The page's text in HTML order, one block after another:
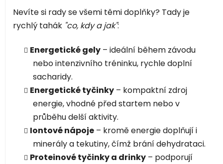
c
í
r
v
k
v
ý
p
i
s
u
n
í
Nevíte si rady se všemi těmi doplňky? Tady je
rychlý tahák "co, kdy a jak":
Energetické gely – ideální během závodu
nebo intenzivního tréninku, rychle doplní
sacharidy.
Energetické tyčinky – kompaktní zdroj
energie, vhodné před startem nebo v
průběhu delší aktivity.
Iontové nápoje – kromě energie doplňují i
minerály a tekutiny, čímž brání dehydrataci.
Proteinové tyčinky a drinky – podporují